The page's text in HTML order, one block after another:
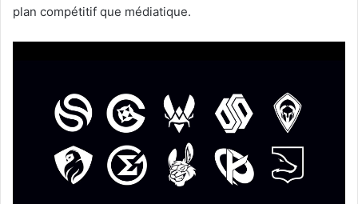
plan compétitif que médiatique.